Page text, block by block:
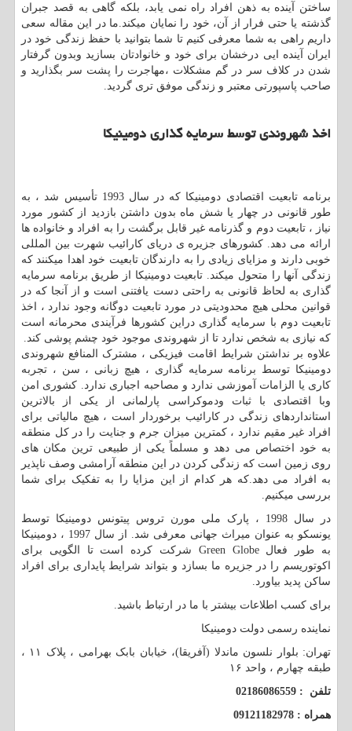
ساختن آینده به ذهن افراد راه نمی یابد، بلکه گاهی به قصد جبران
گذشته یا حتی فرار از آن، خود را نمایان میکند.ما در این مقاله سعی
داریم راهی به شما معرفی کنیم تا شما بتوانید با حفظ زندگی خود در
ایران آینده ایی درخشان برای خود و خانوادتان بسازید وبدون گرفتار
شدن در کلاف سر در گم مشکلات ،مهاجرت را پشت سر بگذارید و
صاحب پاسپورتی معتبر و زندگی موفق تری گردید.
اخذ شهروندی توسط سرمایه گذاری دومینیکا
برنامه تابعیت اقتصادی دومینیکا که در سال 1993 تأسیس شد ، به
طور قانونی در چهار یا شش ماه بدون داشتن بازدید از کشور مورد
نیاز ، تابعیت دوم و گذرنامه غیر قابل برگشت را به افراد و خانواده ها
ارائه می دهد. کشورهای جزیره ی دریای کارائیب شهرت بین المللی
خوبی دارند و مزایای زیادی را به دارندگان تابعیت خود اهدا میکنند که
زندگی آنها را متحول میکند. تابعیت دومینیکا از طریق برنامه سرمایه
گذاری به لحاظ قانونی به راحتی دست یافتنی است و از آنجا که در
قوانین محلی هیچ محدودیتی در مورد تابعیت دوگانه وجود ندارد ، اخذ
تابعیت دوم با سرمایه گذاری دراین کشورها فرآیندی محرمانه است
که نیازی به شخص ندارد تا از شهروندی موجود خود چشم پوشی کند.
علاوه بر نداشتن شرایط اقامت فیزیکی ، مشترک المنافع شهروندی
دومینیکا توسط برنامه سرمایه گذاری ، هیچ زبانی ، سن ، تجربه
کاری یا الزامات آموزشی ندارد و مصاحبه اجباری ندارد. کشوری امن
وبا اقتصادی با ثبات ودموکراسی پارلمانی از یکی از بالاترین
استانداردهای زندگی در کارائیب برخوردار است ، هیچ مالیاتی برای
افراد غیر مقیم ندارد ، کمترین میزان جرم و جنایت را در کل منطقه
به خود اختصاص می دهد و مسلماً یکی از طبیعی ترین مکان های
روی زمین است که زندگی کردن در این منطقه آرامشی وصف ناپذیر
به افراد می دهد.که هر کدام از این مزایا را به تفکیک برای شما
بررسی میکنیم.
در سال 1998 ، پارک ملی مورن تروس پیتونس دومینیکا توسط
یونسکو به عنوان میراث جهانی معرفی شد. از سال 1997 ، دومینیکا
به طور فعال Green Globe شرکت کرده است تا الگویی برای
اکوتوریسم را در جزیره ما بسازد و بتواند شرایط پایداری برای افراد
ساکن پدید بیاورد.
برای کسب اطلاعات بیشتر با ما در ارتباط باشید.
نماینده رسمی دولت دومینیکا
تهران: بلوار نلسون ماندلا (آفریقا)، خیابان بابک بهرامی ، پلاک ١١ ،
طبقه چهارم ، واحد ١۶
تلفن
02186086559 :
همراه 09121182978 :